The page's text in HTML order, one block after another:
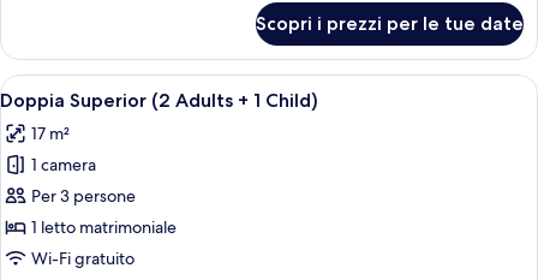
letti
singoli
Superior
con
2
letti
singoli
Scopri i prezzi per le tue date
Apri
tutte
le
foto
per
Doppia
Superior
Una camera d'albergo con un letto,
4
Doppia Superior (2 Adults + 1 Child)
17 m²
1 camera
Per 3 persone
1 letto matrimoniale
Wi-Fi gratuito